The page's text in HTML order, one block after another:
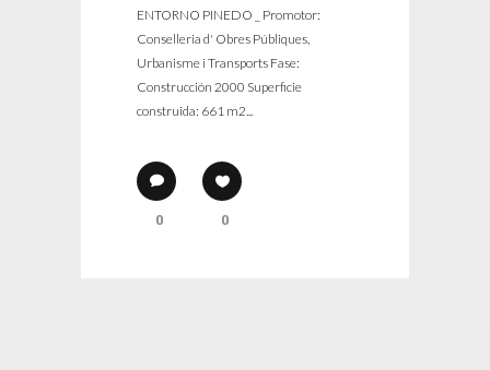
ENTORNO PINEDO _ Promotor:
Conselleria d' Obres Públiques,
Urbanisme i Transports Fase:
Construcción 2000 Superficie
construida: 661 m2...
0 0